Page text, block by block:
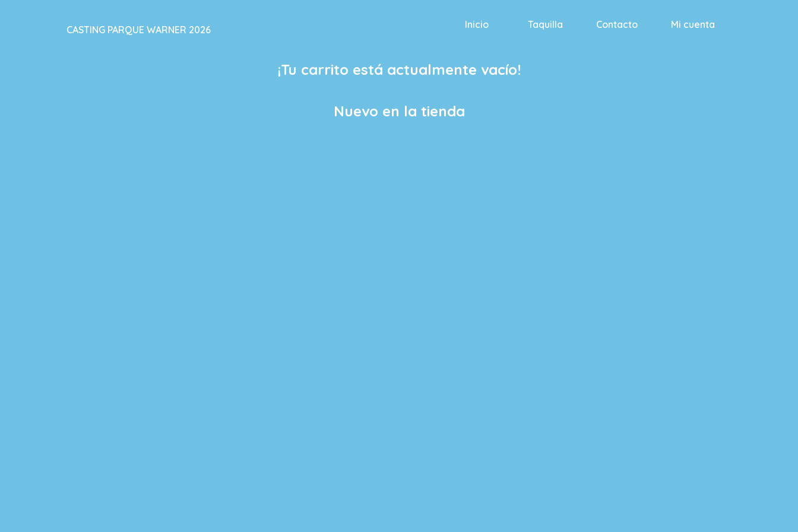
CASTING PARQUE WARNER 2026 Inicio Taquilla Contacto Mi cuenta
¡Tu carrito está actualmente vacío!
Nuevo en la tienda